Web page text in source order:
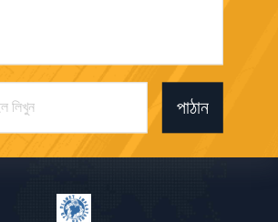
পাঠান